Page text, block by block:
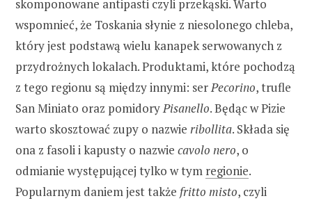
skomponowane antipasti czyli przekąski. Warto
wspomnieć, że Toskania słynie z niesolonego chleba,
który jest podstawą wielu kanapek serwowanych z
przydrożnych lokalach. Produktami, które pochodzą
z tego regionu są między innymi: ser Pecorino, trufle
San Miniato oraz pomidory Pisanello. Będąc w Pizie
warto skosztować zupy o nazwie ribollita. Składa się
ona z fasoli i kapusty o nazwie cavolo nero, o
odmianie występującej tylko w tym regionie.
Popularnym daniem jest także fritto misto, czyli